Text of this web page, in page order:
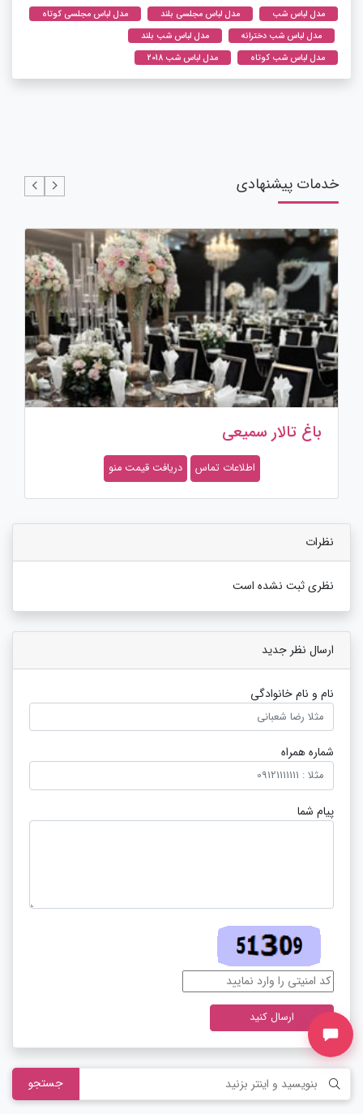
مدل لباس شب
مدل لباس مجلسی بلند
مدل لباس مجلسی کوتاه
مدل لباس شب دخترانه
مدل لباس شب بلند
مدل لباس شب کوتاه
مدل لباس شب 2018
خدمات پیشنهادی
باغ تالار سمیعی
اطلاعات تماس دریافت قیمت منو
نظرات
نظری ثبت نشده است
ارسال نظر جدید
نام و نام خانوادگی
شماره همراه
پیام شما
ارسال کنید
جستجو